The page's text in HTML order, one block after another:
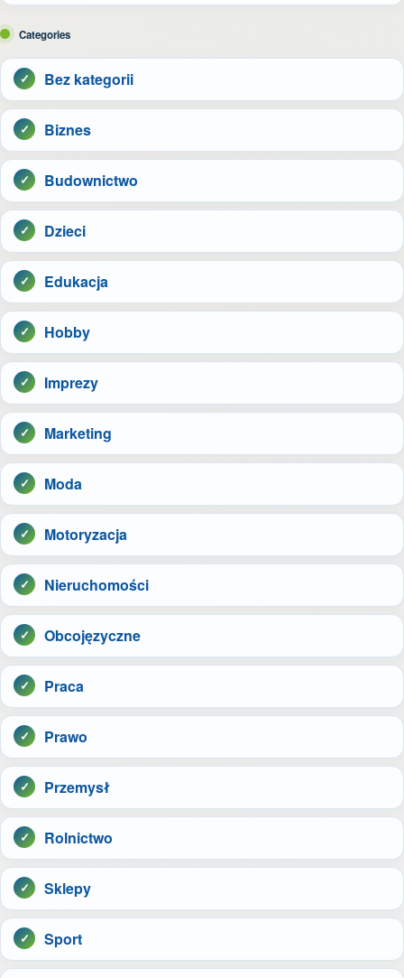
Categories
Bez kategorii
Biznes
Budownictwo
Dzieci
Edukacja
Hobby
Imprezy
Marketing
Moda
Motoryzacja
Nieruchomości
Obcojęzyczne
Praca
Prawo
Przemysł
Rolnictwo
Sklepy
Sport